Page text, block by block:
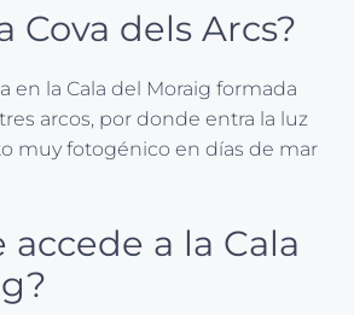
Cova dels Arcs?
en la Cala del Moraig formada
arcos, por donde entra la luz
muy fotogénico en días de mar
accede a la Cala